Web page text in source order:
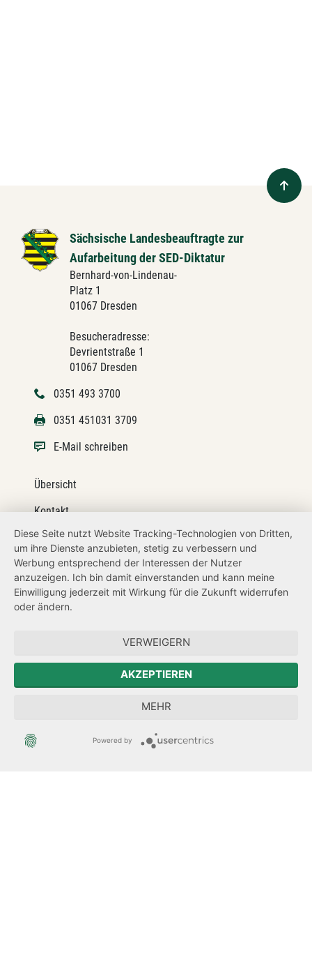
Sächsische Landesbeauftragte zur
Aufarbeitung der SED-Diktatur
Bernhard-von-Lindenau-
Platz 1
01067 Dresden
Besucheradresse:
Devrientstraße 1
01067 Dresden
0351 493 3700
0351 451031 3709
E-Mail schreiben
Übersicht
Kontakt
Impressum
Datenschutz
Transparenzanspruch
Forum Mitteleuropa
Der Sächsische Integrationsbeauftragte
Diese Seite nutzt Website Tracking-Technologien von Dritten,
um ihre Dienste anzubieten, stetig zu verbessern und
Werbung entsprechend der Interessen der Nutzer
anzuzeigen. Ich bin damit einverstanden und kann meine
Einwilligung jederzeit mit Wirkung für die Zukunft widerrufen
oder ändern.
VERWEIGERN
AKZEPTIEREN
MEHR
Powered by